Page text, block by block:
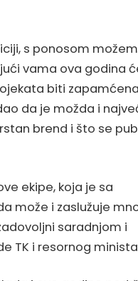
s ponosom
vama ova godina
biti
da je možda i
brend i što se
ekipe, koja je sa
može i zaslužuje
saradnjom i
TK i resornog